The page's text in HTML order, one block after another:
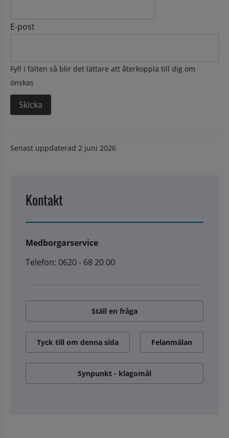
E-post
Fyll i fälten så blir det lättare att återkoppla till dig om
önskas
Senast uppdaterad 2 juni 2026
Kontakt
Medborgarservice
Telefon: 0620 - 68 20 00
Ställ en fråga
Tyck till om denna sida Felanmälan
Synpunkt - klagomål